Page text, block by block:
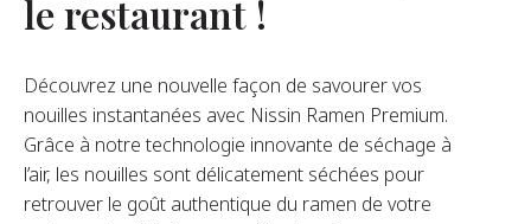
FAQ
le restaurant !
Découvrez une nouvelle façon de savourer vos
nouilles instantanées avec Nissin Ramen Premium.
Grâce à notre technologie innovante de séchage à
l’air, les nouilles sont délicatement séchées pour
retrouver le goût authentique du ramen de votre